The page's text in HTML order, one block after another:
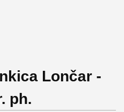
Lončar -
ph.